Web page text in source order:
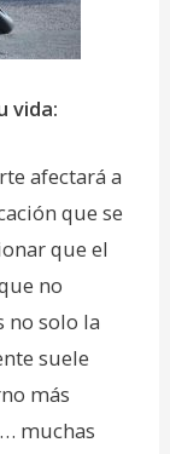
vida:
afectará a
que se
que el
no
no solo la
suele
más
muchas